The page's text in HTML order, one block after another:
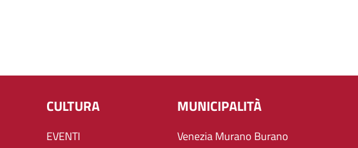
CULTURA
EVENTI
MUNICIPALITÀ
Venezia Murano Burano